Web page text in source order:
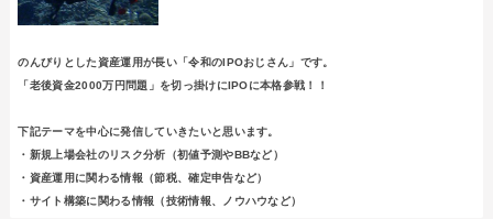
のんびりとした資産運用が長い「令和のIPOおじさん」です。
「老後資金2000万円問題」を切っ掛けにIPOに本格参戦！！
下記テーマを中心に発信していきたいと思います。
・新規上場会社のリスク分析（初値予測やBBなど）
・資産運用に関わる情報（節税、確定申告など）
・サイト構築に関わる情報（技術情報、ノウハウなど）